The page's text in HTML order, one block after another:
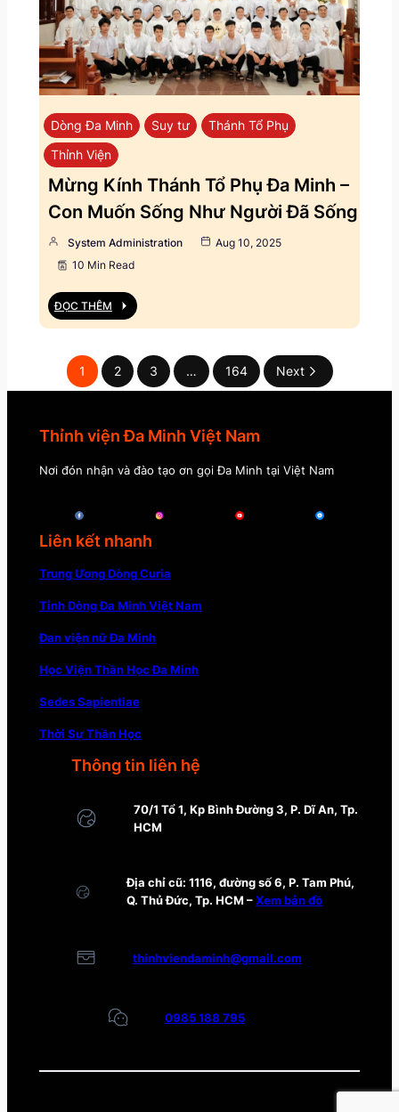
Dòng Đa Minh Suy tư
Thánh Tổ Phụ
Thỉnh Viện
Mừng Kính Thánh Tổ Phụ Đa Minh –
Con Muốn Sống Như Người Đã Sống
System Administration
Aug 10, 2025
10 Min Read
ĐỌC THÊM
1 2 3 … 164 Next
Thỉnh viện Đa Minh Việt Nam
Nơi đón nhận và đào tạo ơn gọi Đa Minh tại Việt Nam
Liên kết nhanh
Trung Ương Dòng Curia
Tỉnh Dòng Đa Minh Việt Nam
Đan viện nữ Đa Minh
Học Viện Thần Học Đa Minh
Sedes Sapientiae
Thời Sự Thần Học
Thông tin liên hệ
70/1 Tổ 1, Kp Bình Đường 3, P. Dĩ An, Tp.
HCM
Địa chỉ cũ: 1116, đường số 6, P. Tam Phú,
Q. Thủ Đức, Tp. HCM –Xem bản đồ
thinhviendaminh@gmail.com
0985 188 795